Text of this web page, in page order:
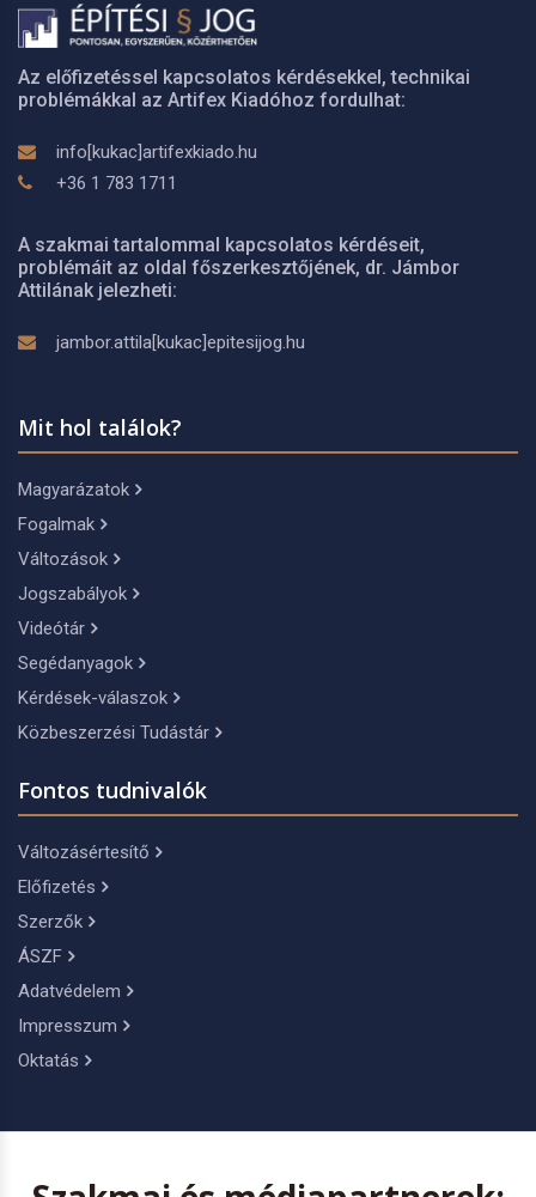
Az előfizetéssel kapcsolatos kérdésekkel, technikai
problémákkal az Artifex Kiadóhoz fordulhat:
info[kukac]artifexkiado.hu
+36 1 783 1711
A szakmai tartalommal kapcsolatos kérdéseit,
problémáit az oldal főszerkesztőjének, dr. Jámbor
Attilának jelezheti:
jambor.attila[kukac]epitesijog.hu
Mit hol találok?
Magyarázatok
Fogalmak
Változások
Jogszabályok
Videótár
Segédanyagok
Kérdések-válaszok
Közbeszerzési Tudástár
Fontos tudnivalók
Változásértesítő
Előfizetés
Szerzők
ÁSZF
Adatvédelem
Impresszum
Oktatás